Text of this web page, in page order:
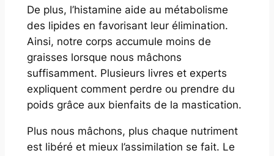
De plus, l’histamine aide au métabolisme
des lipides en favorisant leur élimination.
Ainsi, notre corps accumule moins de
graisses lorsque nous mâchons
suffisamment. Plusieurs livres et experts
expliquent comment perdre ou prendre du
poids grâce aux bienfaits de la mastication.
Plus nous mâchons, plus chaque nutriment
est libéré et mieux l’assimilation se fait. Le